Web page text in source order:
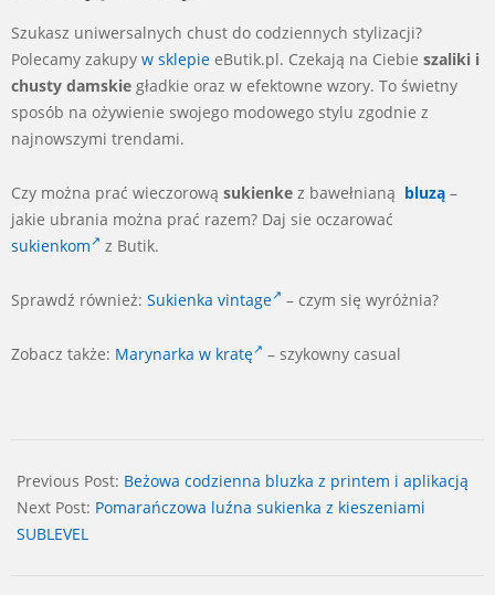
Szukasz uniwersalnych chust do codziennych stylizacji?
Polecamy zakupy w sklepie eButik.pl. Czekają na Ciebie szaliki i
chusty damskie gładkie oraz w efektowne wzory. To świetny
sposób na ożywienie swojego modowego stylu zgodnie z
najnowszymi trendami.
Czy można prać wieczorową sukienke z bawełnianą bluzą –
jakie ubrania można prać razem? Daj sie oczarować
sukienkom
z Butik.
Sprawdź również: Sukienka vintage – czym się wyróżnia?
Zobacz także: Marynarka w kratę – szykowny casual
06-
25
Previous Post: Beżowa codzienna bluzka z printem i aplikacją
Next Post: Pomarańczowa luźna sukienka z kieszeniami
SUBLEVEL